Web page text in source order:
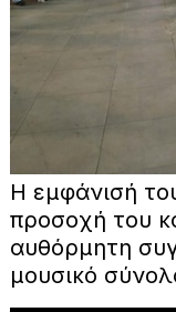
Η εμφάνισή
προσοχή του
αυθόρμητη
μουσικό